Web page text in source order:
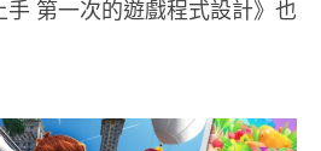
第一次的遊戲程式設計》也